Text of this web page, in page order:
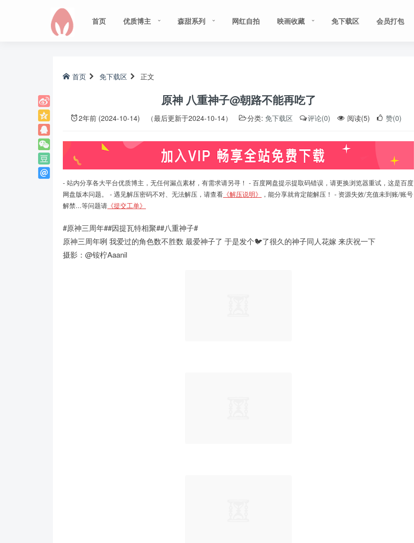
首页 优质博主 森甜系列 网红自拍 映画收藏 免下载区 会员打包
首页 免下载区 正文
原神 八重神子@朝路不能再吃了
2年前 (2024-10-14) （最后更新于2024-10-14） 分类: 免下载区 评论(0) 阅读(5) 赞(0)
- 站内分享各大平台优质博主，无任何漏点素材，有需求请另寻！ - 百度网盘提示提取码错误，请更换浏览器重试，这是百度
网盘版本问题。 - 遇见解压密码不对、无法解压，请查看 《解压说明》
，能分享就肯定能解压！ - 资源失效/充值未到账/账号
解禁...等问题请 《提交工单》
#原神三周年##因提瓦特相聚##八重神子#
原神三周年咧 我爱过的角色数不胜数 最爱神子了 于是发个🐦了很久的神子同人花嫁 来庆祝一下
摄影：@铵柠Aaanil ​​​